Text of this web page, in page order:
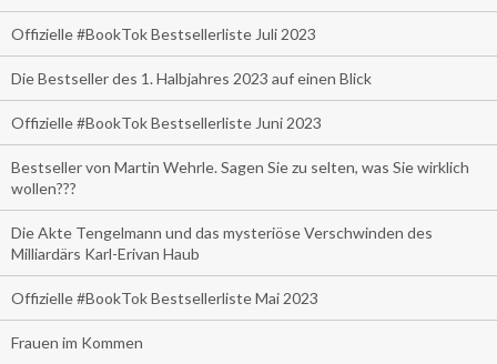
Offizielle #BookTok Bestsellerliste Juli 2023
Die Bestseller des 1. Halbjahres 2023 auf einen Blick
Offizielle #BookTok Bestsellerliste Juni 2023
Bestseller von Martin Wehrle. Sagen Sie zu selten, was Sie wirklich
wollen???
Die Akte Tengelmann und das mysteriöse Verschwinden des
Milliardärs Karl-Erivan Haub
Offizielle #BookTok Bestsellerliste Mai 2023
Frauen im Kommen